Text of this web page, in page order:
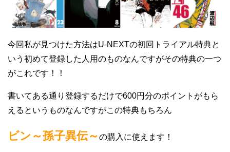
今回私が見つけた方法はU-NEXTの初回トライアル特典と
いう初めて登録した人用のものなんですがその特典の一つ
がこれです！！
書いてある通り登録するだけで600円分のポイントがもら
えるというものなんですがこの特典もちろん
ビン～孫子異伝～の購入に使えます！